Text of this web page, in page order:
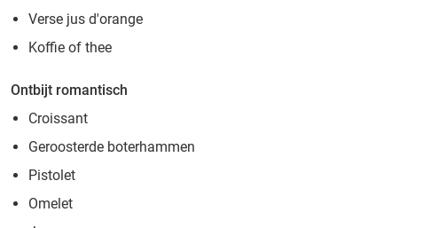
Verse jus d'orange
Koffie of thee
Ontbijt romantisch
Croissant
Geroosterde boterhammen
Pistolet
Omelet